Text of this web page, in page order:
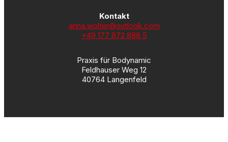
Kontakt
anna.wolter@outlook.com
+49 177 872 888 5
Praxis für Bodynamic
Feldhauser Weg 12
40764 Langenfeld